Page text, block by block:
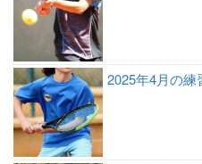
2025年4月の練